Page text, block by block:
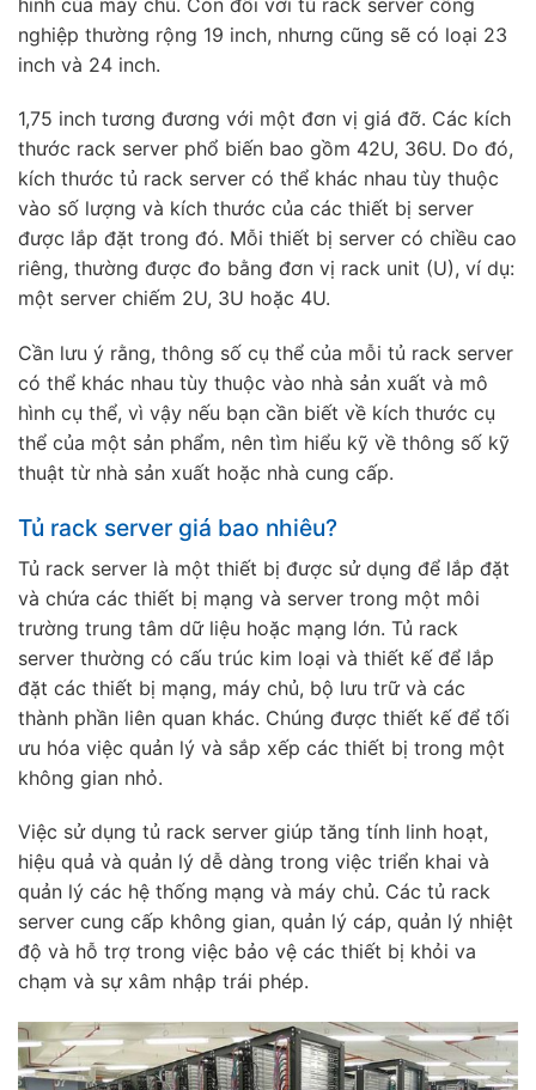
nghiệp thường rộng 19 inch, nhưng cũng sẽ có loại 23
inch và 24 inch.
1,75 inch tương đương với một đơn vị giá đỡ. Các kích
thước rack server phổ biến bao gồm 42U, 36U. Do đó,
kích thước tủ rack server có thể khác nhau tùy thuộc
vào số lượng và kích thước của các thiết bị server
được lắp đặt trong đó. Mỗi thiết bị server có chiều cao
riêng, thường được đo bằng đơn vị rack unit (U), ví dụ:
một server chiếm 2U, 3U hoặc 4U.
Cần lưu ý rằng, thông số cụ thể của mỗi tủ rack server
có thể khác nhau tùy thuộc vào nhà sản xuất và mô
hình cụ thể, vì vậy nếu bạn cần biết về kích thước cụ
thể của một sản phẩm, nên tìm hiểu kỹ về thông số kỹ
thuật từ nhà sản xuất hoặc nhà cung cấp.
Tủ rack server giá bao nhiêu?
Tủ rack server là một thiết bị được sử dụng để lắp đặt
và chứa các thiết bị mạng và server trong một môi
trường trung tâm dữ liệu hoặc mạng lớn. Tủ rack
server thường có cấu trúc kim loại và thiết kế để lắp
đặt các thiết bị mạng, máy chủ, bộ lưu trữ và các
thành phần liên quan khác. Chúng được thiết kế để tối
ưu hóa việc quản lý và sắp xếp các thiết bị trong một
không gian nhỏ.
Việc sử dụng tủ rack server giúp tăng tính linh hoạt,
hiệu quả và quản lý dễ dàng trong việc triển khai và
quản lý các hệ thống mạng và máy chủ. Các tủ rack
server cung cấp không gian, quản lý cáp, quản lý nhiệt
độ và hỗ trợ trong việc bảo vệ các thiết bị khỏi va
chạm và sự xâm nhập trái phép.